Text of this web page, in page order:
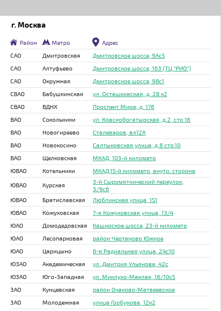
г. Москва
Район Метро
Адрес
САО
Дмитровская
Дмитровское шоссе, 9Ас5
САО
Алтуфьево
Дмитровское шоссе, 163 (ТЦ "РИО")
САО
Окружная
Дмитровское шоссе, 98с1
СВАО
Бабушкинская
ул. Осташковская, д. 28 к2
СВАО
ВДНХ
Проспект Мира, д. 176
ВАО
Сокольники
ул. Краснобогатырская, д.2, стр 16
ВАО
Новогиреево
Сталеваров, вл12А
ВАО
Новокосино
Салтыковская улица, д.8 стр.10
ВАО
Щелковская
МКАД, 103-й километр
ЮВАО
Котельники МКАД,15-й километр, внутр. сторона
ЮВАО Курская
3-й Сыромятнический переулок,
3/9с6
ЮВАО
Братиславская
Люблинская улица, 151
ЮВАО
Кожуховская
7-я Кожуховская улица, 13/4
ЮАО
Домодедовская
Каширское шоссе, 23-й километр
ЮАО
Лесопарковая
район Чертаново Южное
ЮАО
Царицыно
6-я Радиальная улица, 24с10
ЮЗАО
Академическая
ул. Дмитрия Ульянова, 42с
ЮЗАО
Юго-Западная
ул. Миклухо-Маклая, 16/10с5
ЗАО
Кунцевская
район Очаково-Матвеевское
ЗАО
Молодежная
улица Горбунова, 12к2